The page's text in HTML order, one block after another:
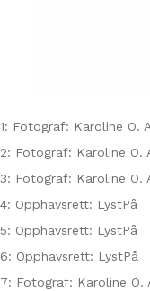
1: Fotograf: Karoline O.
2: Fotograf: Karoline O.
3: Fotograf: Karoline O.
4: Opphavsrett: LystPå
5: Opphavsrett: LystPå
6: Opphavsrett: LystPå
7: Fotograf: Karoline O.